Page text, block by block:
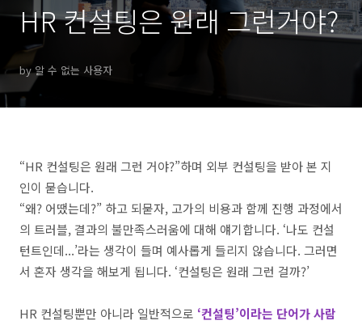
HR 컨설팅은 원래 그런거야?
by 알 수 없는 사용자
“HR 컨설팅은 원래 그런 거야?”하며 외부 컨설팅을 받아 본 지
인이 묻습니다.
“왜? 어땠는데?” 하고 되묻자, 고가의 비용과 함께 진행 과정에서
의 트러블, 결과의 불만족스러움에 대해 얘기합니다. ‘나도 컨설
턴트인데...’라는 생각이 들며 예사롭게 들리지 않습니다. 그러면
서 혼자 생각을 해보게 됩니다. ‘컨설팅은 원래 그런 걸까?’
HR 컨설팅뿐만 아니라 일반적으로 ‘컨설팅’이라는 단어가 사람